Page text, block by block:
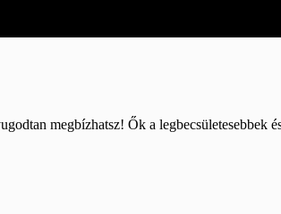
megbízhatsz! Ők a legbecsületesebbek